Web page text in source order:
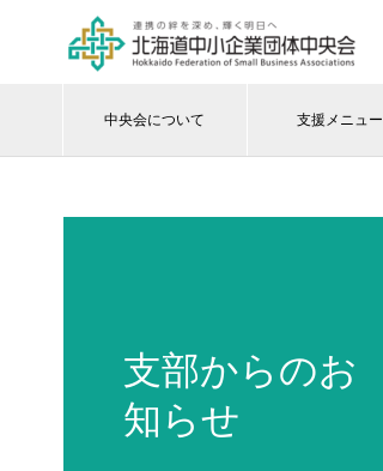
中央会について 支援メニュー
支部からのお
知らせ